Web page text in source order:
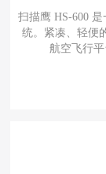
扫描鹰 HS-600
统。紧凑、轻便
航空飞行